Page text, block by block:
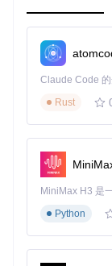
配置模式选项
Apple模
功能键模
禁用(—)
💡 技巧：对于经
如"开发工具集"
工作场景的配置
实时应用管
Fluor提供了便
整当前活动程序
Rust
Python